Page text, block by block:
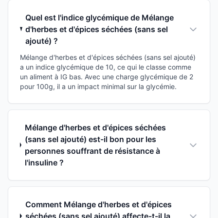
Quel est l'indice glycémique de Mélange
d'herbes et d'épices séchées (sans sel
ajouté) ?
Mélange d'herbes et d'épices séchées (sans sel ajouté)
a un indice glycémique de 10, ce qui le classe comme
un aliment à IG bas. Avec une charge glycémique de 2
pour 100g, il a un impact minimal sur la glycémie.
Mélange d'herbes et d'épices séchées
(sans sel ajouté) est-il bon pour les
personnes souffrant de résistance à
l'insuline ?
Comment Mélange d'herbes et d'épices
séchées (sans sel ajouté) affecte-t-il la